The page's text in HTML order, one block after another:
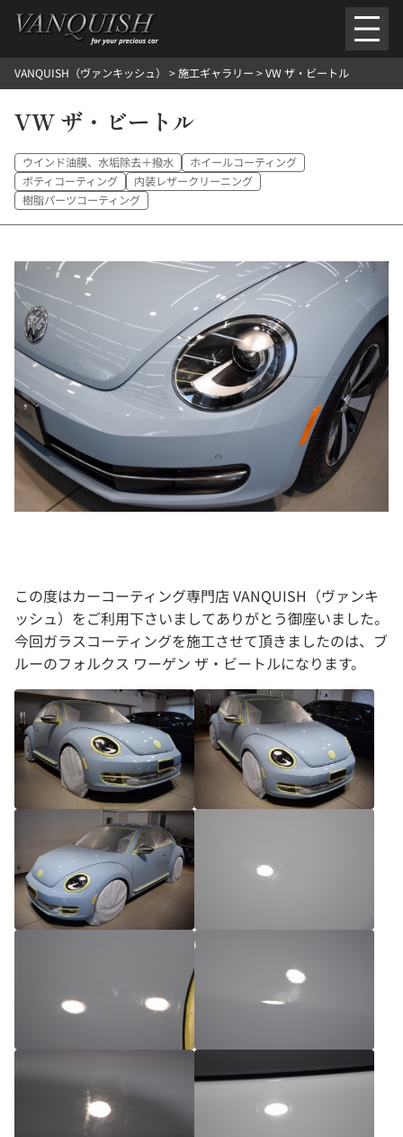
を
ごあいさつ 会社案内施工環境紹介所在地
外装のガラスコーティング施工料金ホイールコーティング施工料金
ヘッドライトクリーニング施工料金ルームクリーニング＆コーティング施工料金
樹脂・メッシュパーツコーティング施工料金
ウインド水染み除去 ＆ 撥水施工料金塩害 防錆対策
プロテクションフィルムこだわり洗車
施工ギャラリー
お客さまの声お問い合わせ施工のご予約
VANQUISH（ヴァンキッシュ） >施工ギャラリー >VW ザ・ビートル
VW ザ・ビートル
ウインド油膜、水垢除去＋撥水
ホイールコーティング
ボティコーティング
内装レザークリーニング
樹脂パーツコーティング
この度はカーコーティング専門店 VANQUISH（ヴァンキ
ッシュ）をご利用下さいましてありがとう御座いました。
今回ガラスコーティングを施工させて頂きましたのは、ブ
ルーのフォルクス ワーゲン ザ・ビートルになります。